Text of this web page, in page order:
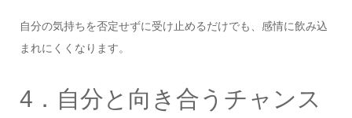
自分の気持ちを否定せずに受け止めるだけでも、感情に飲み込
まれにくくなります。
4．自分と向き合うチャンス